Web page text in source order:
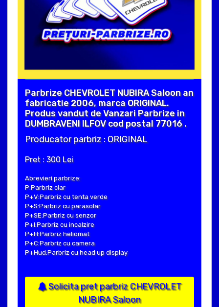
Parbrize CHEVROLET NUBIRA Saloon an
fabricatie 2006, marca ORIGINAL.
Produs vandut de Vanzari Parbrize in
DUMBRAVENI ILFOV cod postal 77016 .
Producator parbriz : ORIGINAL
Pret : 300 Lei
Abrevieri parbrize:
P:Parbriz clar
P+V:Parbriz cu tenta verde
P+S:Parbriz cu parasolar
P+SE:Parbriz cu senzor
P+I:Parbriz cu incalzire
P+H:Parbriz heliomat
P+C:Parbriz cu camera
P+Hud:Parbriz cu head up display
Solicita pret parbriz CHEVROLET
NUBIRA Saloon